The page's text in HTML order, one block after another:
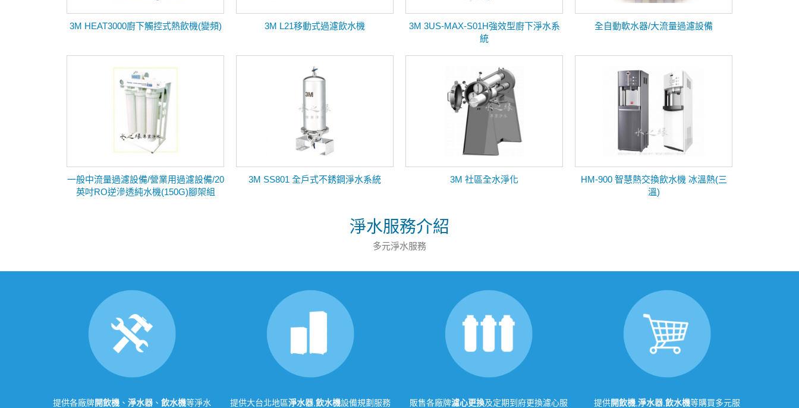
3M HEAT3000廚下觸控式熱飲機(變頻) 3M L21移動式過濾飲水機
3M 3US-MAX-S01H強效型廚下淨水系
統
全自動軟水器/大流量過濾設備
一般中流量過濾設備/營業用過濾設備/20
英吋RO逆滲透純水機(150G)腳架組
3M SS801 全戶式不銹鋼淨水系統 3M 社區全水淨化
HM-900 智慧熱交換飲水機 冰溫熱(三
溫)
淨水服務介紹
多元淨水服務
提供各廠牌開飲機 、 淨水器 、 飲水機等淨水
提供大台北地區淨水器 飲水機設備規劃服務 販售各廠牌濾心更換及定期到府更換濾心服
提供開飲機 淨水器 飲水機等購買多元服